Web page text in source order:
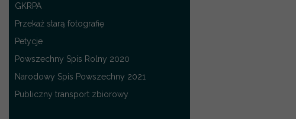
GKRPA
Przekaż starą fotografię
Petycje
Powszechny Spis Rolny 2020
Narodowy Spis Powszechny 2021
Publiczny transport zbiorowy